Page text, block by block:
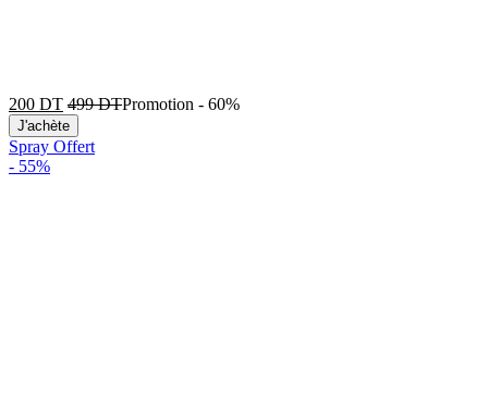
200 DT 499DTPromotion - 60%
J'achète
Spray Offert
- 55%